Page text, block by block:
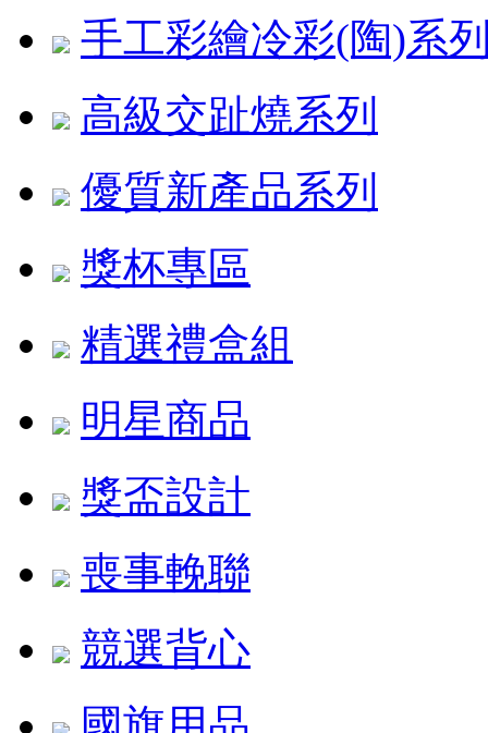
手工彩繪冷彩(陶)系
高級交趾燒系列
優質新產品系列
獎杯專區
精選禮盒組
明星商品
獎盃設計
喪事輓聯
競選背心